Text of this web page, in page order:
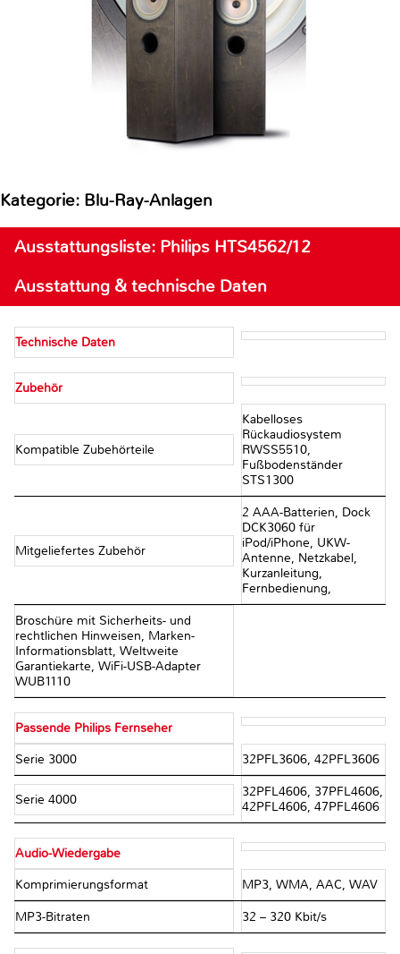
Kategorie: Blu-Ray-Anlagen
Ausstattungsliste: Philips HTS4562/12
Ausstattung & technische Daten
Technische Daten
Zubehör
Kompatible Zubehörteile
Kabelloses
Rückaudiosystem
RWSS5510,
Fußbodenständer
STS1300
Mitgeliefertes Zubehör
2 AAA-Batterien, Dock
DCK3060 für
iPod/iPhone, UKW-
Antenne, Netzkabel,
Kurzanleitung,
Fernbedienung,
Broschüre mit Sicherheits- und
rechtlichen Hinweisen, Marken-
Informationsblatt, Weltweite
Garantiekarte, WiFi-USB-Adapter
WUB1110
Passende Philips Fernseher
Serie 3000 32PFL3606, 42PFL3606
Serie 4000
32PFL4606, 37PFL4606,
42PFL4606, 47PFL4606
Audio-Wiedergabe
Komprimierungsformat MP3, WMA, AAC, WAV
MP3-Bitraten 32 – 320 Kbit/s